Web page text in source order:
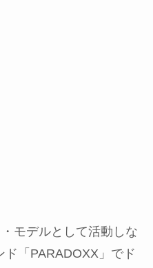
モデルとして活動しな
「PARADOXX」でド